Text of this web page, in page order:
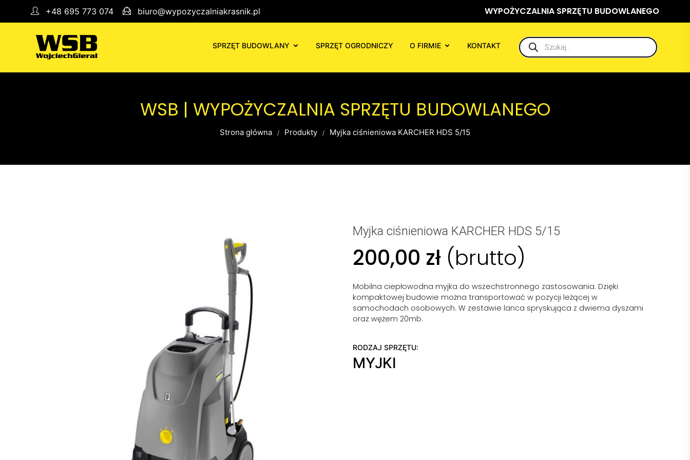
+48 695 773 074 biuro@wypozyczalniakrasnik.pl WYPOŻYCZALNIA SPRZĘTU BUDOWLANEGO
SPRZĘT BUDOWLANY SPRZĘT OGRODNICZY O FIRMIE KONTAKT
Wyszukiwarka
produktów
WSB | WYPOŻYCZALNIA SPRZĘTU BUDOWLANEGO
Strona główna Produkty Myjka ciśnieniowa KARCHER HDS 5/15
Myjka ciśnieniowa KARCHER HDS 5/15
200,00 zł (brutto)
Mobilna ciepłowodna myjka do wszechstronnego zastosowania. Dzięki
kompaktowej budowie można transportować w pozycji leżącej w
samochodach osobowych. W zestawie lanca spryskująca z dwiema dyszami
oraz wężem 20mb.
RODZAJ SPRZĘTU:
MYJKI